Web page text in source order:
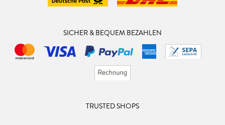
SICHER & BEQUEM BEZAHLEN
TRUSTED SHOPS